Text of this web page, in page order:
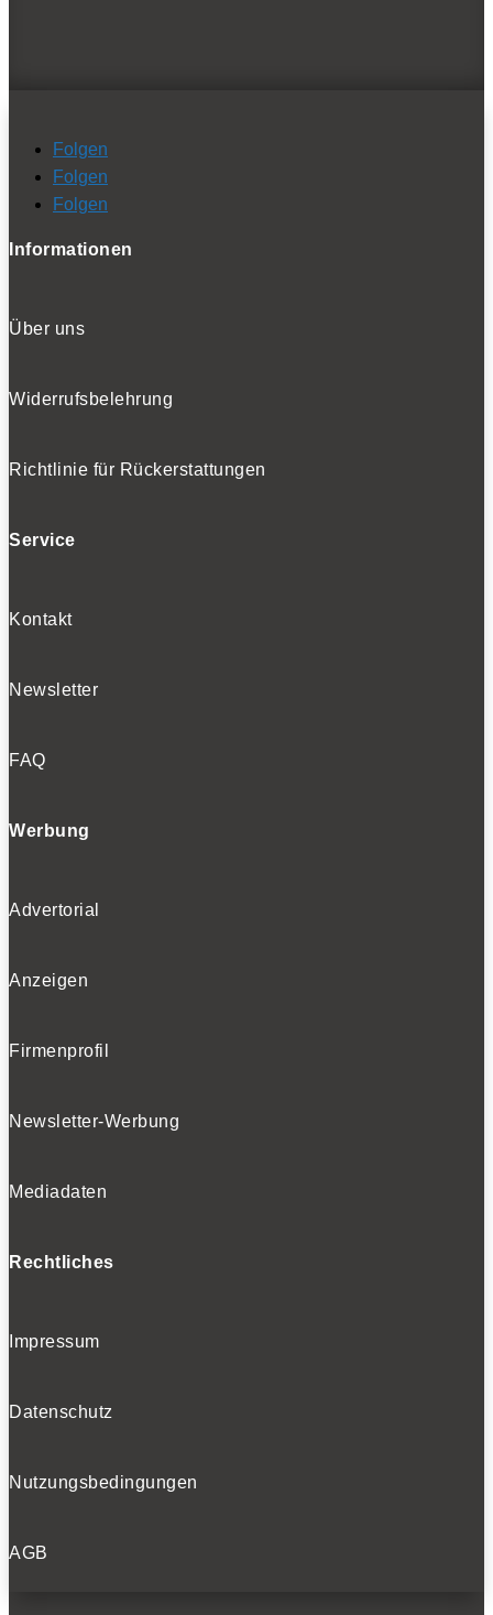
Folgen
Folgen
Folgen
Informationen
Über uns
Widerrufsbelehrung
Richtlinie für Rückerstattungen
Service
Kontakt
Newsletter
FAQ
Werbung
Advertorial
Anzeigen
Firmenprofil
Newsletter-Werbung
Mediadaten
Rechtliches
Impressum
Datenschutz
Nutzungsbedingungen
AGB